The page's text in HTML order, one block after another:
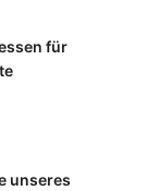
für
unseres